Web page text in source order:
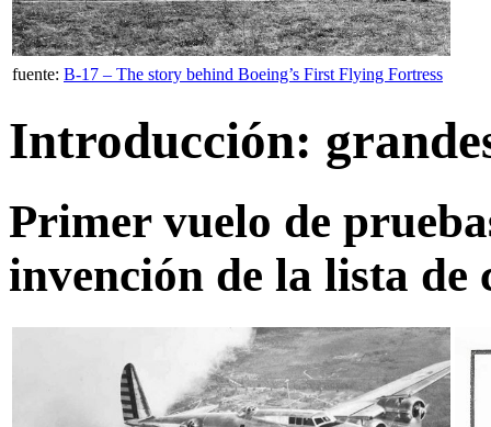
fuente: B-17 – The story behind Boeing’s First Flying Fortress
Introducción:
Primer vuelo de
invención de la lista de